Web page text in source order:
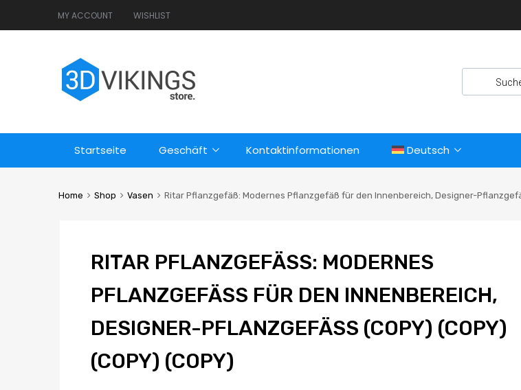
MY ACCOUNT WISHLIST
Startseite Geschäft Kontaktinformationen Deutsch
Home Shop Vasen Ritar Pflanzgefäß: Modernes Pflanzgefäß für den Innenbereich, Designer-
RITAR PFLANZGEFÄSS: MODERNES P
FLANZGEFÄSS FÜR DEN INNENBEREICH, DE
SIGNER-PFLANZGEFÄSS (COPY) (COPY) (CO
PY) (COPY)